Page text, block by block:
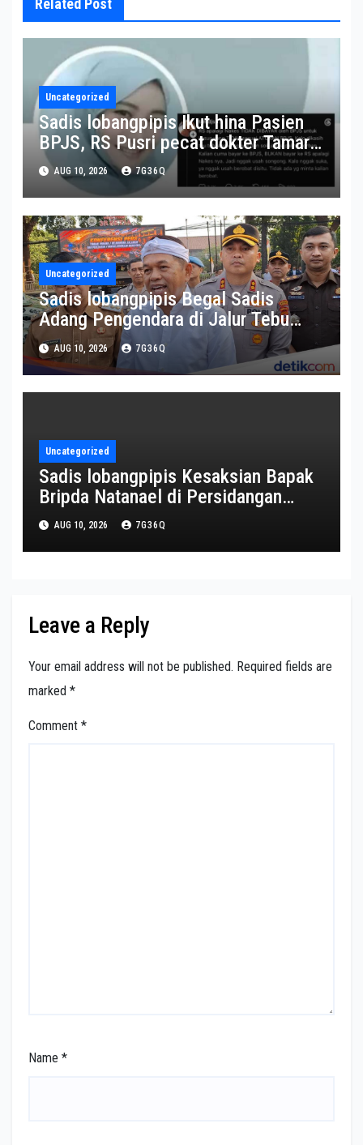
Related Post
Uncategorized
Sadis lobangpipis Ikut hina Pasien
BPJS, RS Pusri pecat dokter Tamara
Dewi Jasmine
AUG 10, 2026 7G36Q
Uncategorized
Sadis lobangpipis Begal Sadis
Adang Pengendara di Jalur Tebu
Subang, 1 Orang Tewas
AUG 10, 2026 7G36Q
Uncategorized
Sadis lobangpipis Kesaksian Bapak
Bripda Natanael di Persidangan
singkap Pemerasan Hingga
Penganiayaan Sadis
AUG 10, 2026 7G36Q
Leave a Reply
Your email address will not be published. Required fields are
marked *
Comment *
Name *